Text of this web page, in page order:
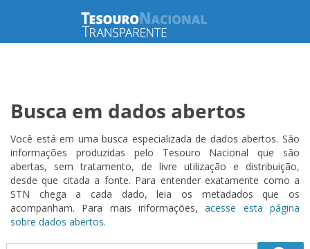
Busca em dados abertos
Você está em uma busca especializada de dados abertos. São
informações produzidas pelo Tesouro Nacional que são
abertas, sem tratamento, de livre utilização e distribuição,
desde que citada a fonte. Para entender exatamente como a
STN chega a cada dado, leia os metadados que os
acompanham. Para mais informações,acesse esta página
sobre dados abertos.